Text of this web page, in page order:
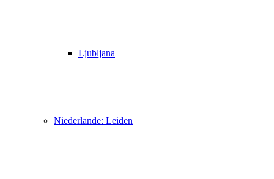
Ljubljana
Niederlande: Leiden